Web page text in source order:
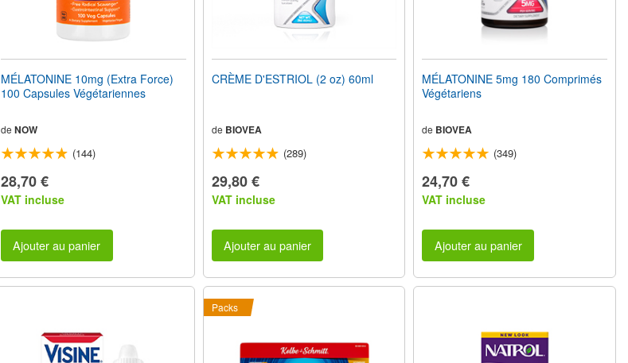
MÉLATONINE 10mg (Extra Force)
100 Capsules Végétariennes
de NOW
(144)
28,70 €
VAT incluse
Ajouter au panier
CRÈME D'ESTRIOL (2 oz) 60ml
de BIOVEA
(289)
29,80 €
VAT incluse
Ajouter au panier
MÉLATONINE 5mg 180 Comprimés
Végétariens
de BIOVEA
(349)
24,70 €
VAT incluse
Ajouter au panier
Packs